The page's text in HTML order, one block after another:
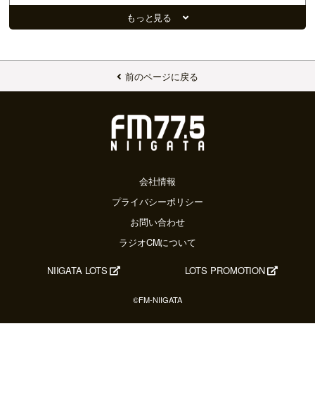
2025年10月
2025年07月
2025年05月
2024年06月
2024年03月
もっと見る
前のページに戻る
会社情報
プライバシーポリシー
お問い合わせ
ラジオCMについて
NIIGATA LOTS LOTS PROMOTION
©FM-NIIGATA